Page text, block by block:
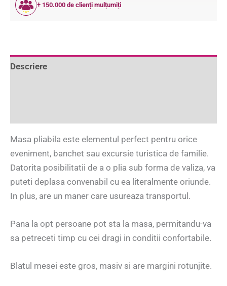
+ 150.000 de clienți mulțumiți
Descriere
Masa pliabila este elementul perfect pentru orice
eveniment, banchet sau excursie turistica de familie.
Datorita posibilitatii de a o plia sub forma de valiza, va
puteti deplasa convenabil cu ea literalmente oriunde.
In plus, are un maner care usureaza transportul.
Pana la opt persoane pot sta la masa, permitandu-va
sa petreceti timp cu cei dragi in conditii confortabile.
Blatul mesei este gros, masiv si are margini rotunjite.